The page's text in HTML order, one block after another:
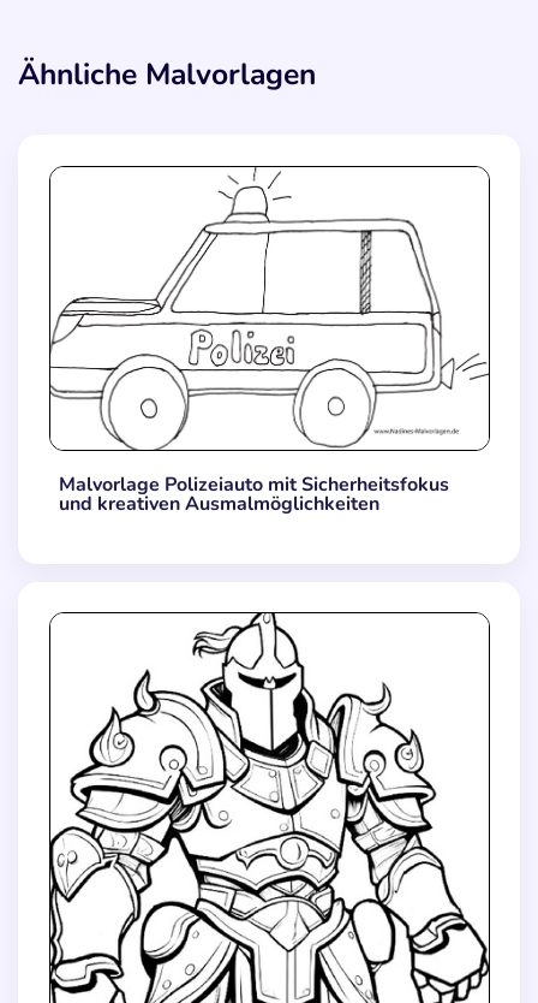
Ähnliche Malvorlagen
Malvorlage Polizeiauto mit Sicherheitsfokus
und kreativen Ausmalmöglichkeiten